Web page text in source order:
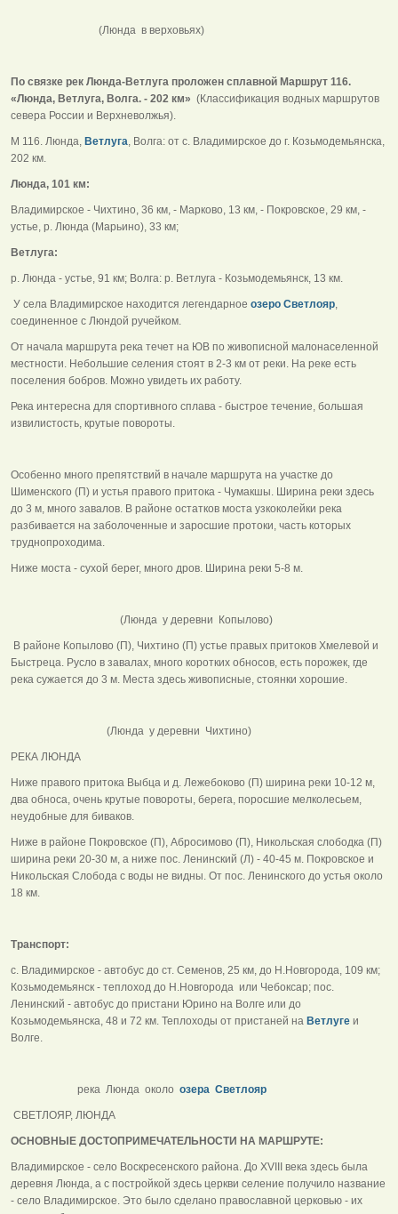
(Люнда в верховьях)
По связке рек Люнда-Ветлуга проложен сплавной Маршрут 116.
«Люнда, Ветлуга, Волга. - 202 км» (Классификация водных маршрутов
севера России и Верхневолжья).
М 116. Люнда, Ветлуга, Волга: от с. Владимирское до г. Козьмодемьянска,
202 км.
Люнда, 101 км:
Владимирское - Чихтино, 36 км, - Марково, 13 км, - Покровское, 29 км, -
устье, р. Люнда (Марьино), 33 км;
Ветлуга:
р. Люнда - устье, 91 км; Волга: р. Ветлуга - Козьмодемьянск, 13 км.
У села Владимирское находится легендарное озеро Светлояр,
соединенное с Люндой ручейком.
От начала маршрута река течет на ЮВ по живописной малонаселенной
местности. Небольшие селения стоят в 2-3 км от реки. На реке есть
поселения бобров. Можно увидеть их работу.
Река интересна для спортивного сплава - быстрое течение, большая
извилистость, крутые повороты.
Особенно много препятствий в начале маршрута на участке до
Шименского (П) и устья правого притока - Чумакшы. Ширина реки здесь
до 3 м, много завалов. В районе остатков моста узкоколейки река
разбивается на заболоченные и заросшие протоки, часть которых
труднопроходима.
Ниже моста - сухой берег, много дров. Ширина реки 5-8 м.
(Люнда у деревни Копылово)
В районе Копылово (П), Чихтино (П) устье правых притоков Хмелевой и
Быстреца. Русло в завалах, много коротких обносов, есть порожек, где
река сужается до 3 м. Места здесь живописные, стоянки хорошие.
(Люнда у деревни Чихтино)
РЕКА ЛЮНДА
Ниже правого притока Выбца и д. Лежебоково (П) ширина реки 10-12 м,
два обноса, очень крутые повороты, берега, поросшие мелколесьем,
неудобные для биваков.
Ниже в районе Покровское (П), Абросимово (П), Никольская слободка (П)
ширина реки 20-30 м, а ниже пос. Ленинский (Л) - 40-45 м. Покровское и
Никольская Слобода с воды не видны. От пос. Ленинского до устья около
18 км.
Транспорт:
с. Владимирское - автобус до ст. Семенов, 25 км, до Н.Новгорода, 109 км;
Козьмодемьянск - теплоход до Н.Новгорода или Чебоксар; пос.
Ленинский - автобус до пристани Юрино на Волге или до
Козьмодемьянска, 48 и 72 км. Теплоходы от пристаней на Ветлуге и
Волге.
река Люнда около озера Светлояр
СВЕТЛОЯР, ЛЮНДА
ОСНОВНЫЕ ДОСТОПРИМЕЧАТЕЛЬНОСТИ НА МАРШРУТЕ:
Владимирское - село Воскресенского района. До XVIII века здесь была
деревня Люнда, а с постройкой здесь церкви селение получило название
- село Владимирское. Это было сделано православной церковью - их